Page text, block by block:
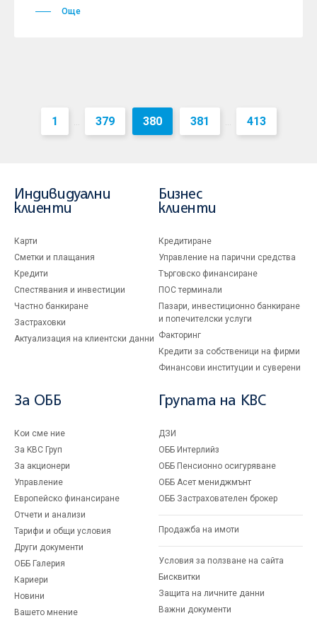
Още
1 ... 379 380 381 ... 413
Индивидуални
клиенти
Карти
Сметки и плащания
Кредити
Спестявания и инвестиции
Частно банкиране
Застраховки
Актуализация на клиентски данни
Бизнес
клиенти
Кредитиране
Управление на парични средства
Търговско финансиране
ПОС терминали
Пазари, инвестиционно банкиране
и попечителски услуги
Факторинг
Кредити за собственици на фирми
Финансови институции и суверени
За ОББ
Кои сме ние
За KBC Груп
За акционери
Управление
Европейско финансиране
Отчети и анализи
Тарифи и общи условия
Други документи
ОББ Галерия
Кариери
Новини
Вашето мнение
Групата на KBC
ДЗИ
ОББ Интерлийз
ОББ Пенсионно осигуряване
ОББ Асет мениджмънт
ОББ Застрахователен брокер
Продажба на имоти
Условия за ползване на сайта
Бисквитки
Защита на личните данни
Важни документи